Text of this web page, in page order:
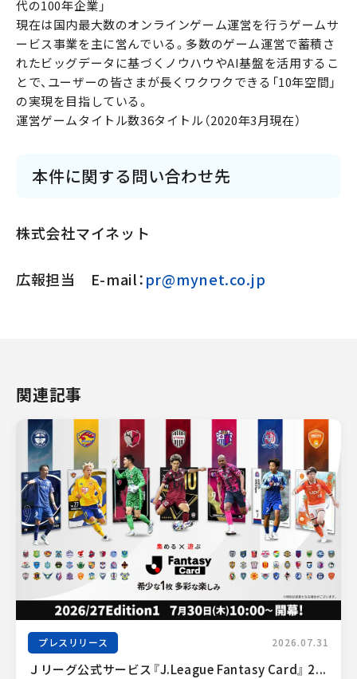
代の100年企業」
現在は国内最大数のオンラインゲーム運営を行うゲームサ
ービス事業を主に営んでいる。多数のゲーム運営で蓄積さ
れたビッグデータに基づくノウハウやAI基盤を活用するこ
とで、ユーザーの皆さまが長くワクワクできる「10年空間」
の実現を目指している。
運営ゲームタイトル数36タイトル（2020年3月現在）
本件に関する問い合わせ先
株式会社マイネット
広報担当 E-mail：pr@mynet.co.jp
関連記事
プレスリリース 2026.07.31
Ｊリーグ公式サービス『J.League Fantasy Card』 2...